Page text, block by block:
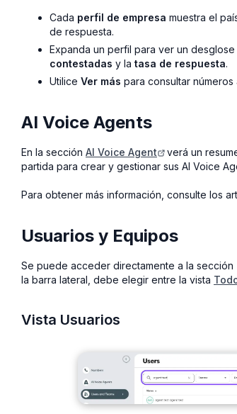
Cada perfil de empresa muestra el
de respuesta.
Expanda un perfil para ver un
contestadas y la tasa de respuesta.
Utilice Ver más para consultar
AI Voice Agents
En la sección AI Voice Agent
verá un
partida para crear y gestionar sus AI Voice
Para obtener más información, consulte los
Usuarios y Equipos
Se puede acceder directamente a la sección
la barra lateral, debe elegir entre la vista
Vista Usuarios